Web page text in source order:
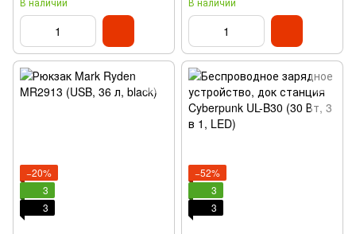
−20%
3
3
−52%
3
3